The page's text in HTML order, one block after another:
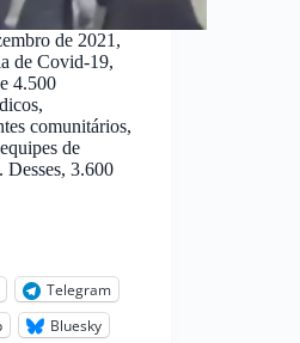
de 2021,
de Covid-19,
4.500
comunitários,
de
Desses, 3.600
Telegram
Bluesky